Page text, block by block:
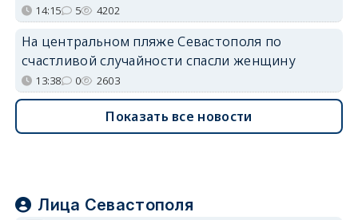
14:15 5 4202
На центральном пляже Севастополя по
счастливой случайности спасли женщину
13:38 0 2603
Показать все новости
Лица Севастополя